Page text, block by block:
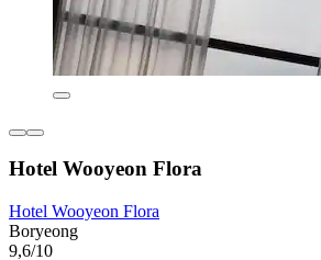
Hotel Wooyeon Flora
Hotel Wooyeon Flora
Boryeong
9,6/10